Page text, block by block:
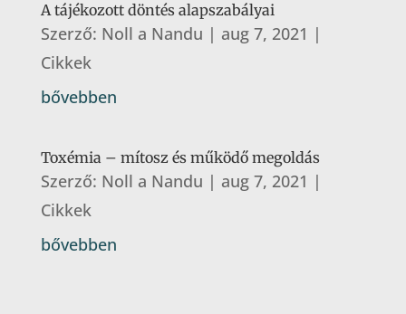
A tájékozott döntés alapszabályai
Szerző: Noll a Nandu | aug 7, 2021 |
Cikkek
bővebben
Toxémia – mítosz és működő megoldás
Szerző: Noll a Nandu | aug 7, 2021 |
Cikkek
bővebben